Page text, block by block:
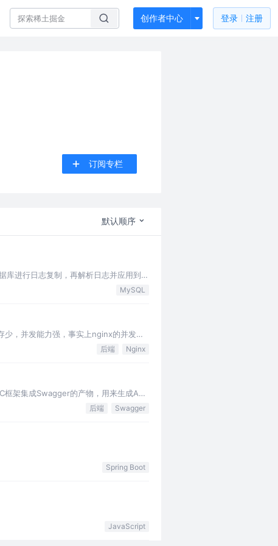
创作者中心 登录 注册
订阅专栏
默认顺序
库进行日志复制，再解析日志并应用到自
MySQL
，并发能力强，事实上nginx的并发能
后端 Nginx
框架集成Swagger的产物，用来生成Api
后端 Swagger
Spring Boot
JavaScript